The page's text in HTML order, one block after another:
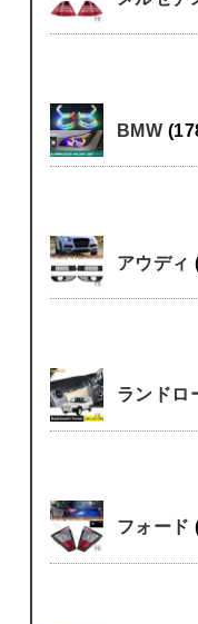
BMW
アウディ
ランドロ
フォード